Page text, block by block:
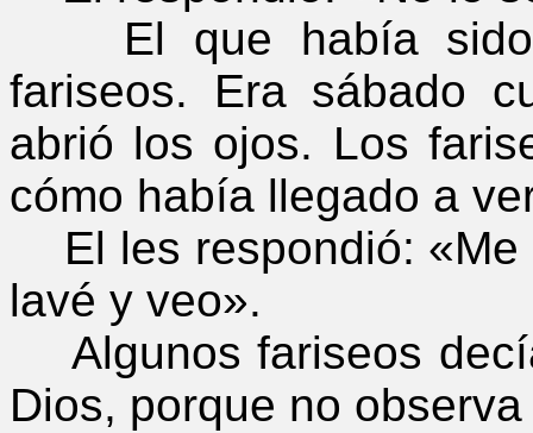
El que había sido
fariseos. Era sábado
abrió los ojos. Los
cómo había llegado a
El les respondió: «Me
lavé y veo».
Algunos fariseos
Dios, porque no